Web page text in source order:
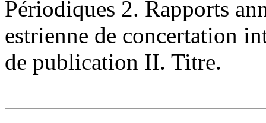
Périodiques 2. Rapports
estrienne de concertation
de publication II. Titre.